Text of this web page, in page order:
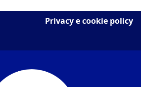
Privacy e cookie policy